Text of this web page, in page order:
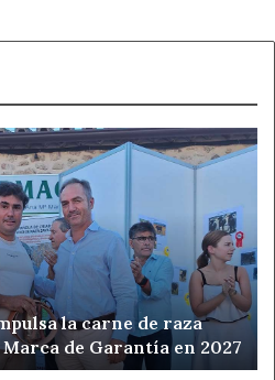
la carne de raza
Marca de Garantía en 2027